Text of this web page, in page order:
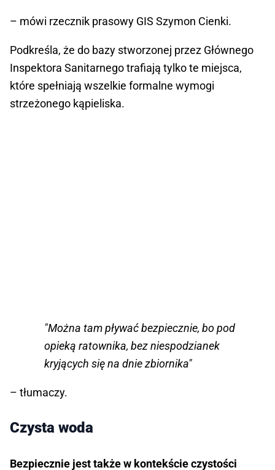
– mówi rzecznik prasowy GIS Szymon Cienki.
Podkreśla, że do bazy stworzonej przez Głównego
Inspektora Sanitarnego trafiają tylko te miejsca,
które spełniają wszelkie formalne wymogi
strzeżonego kąpieliska.
"Można tam pływać bezpiecznie, bo pod
opieką ratownika, bez niespodzianek
kryjących się na dnie zbiornika"
– tłumaczy.
Czysta woda
Bezpiecznie jest także w kontekście czystości